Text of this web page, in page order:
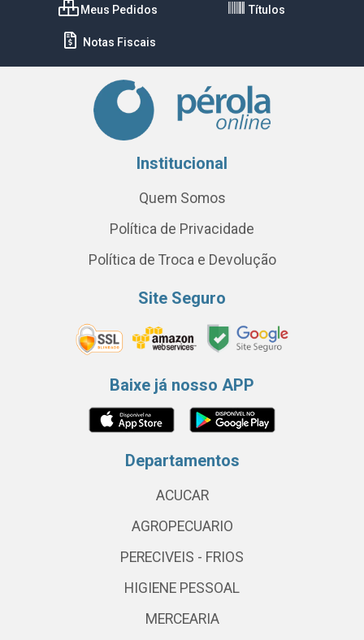
Meus Pedidos Títulos
Notas Fiscais
Institucional
Quem Somos
Política de Privacidade
Política de Troca e Devolução
Site Seguro
Baixe já nosso APP
Departamentos
ACUCAR
AGROPECUARIO
PERECIVEIS - FRIOS
HIGIENE PESSOAL
MERCEARIA